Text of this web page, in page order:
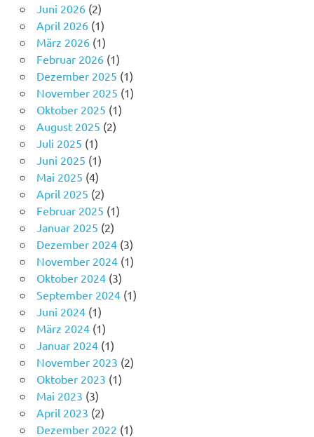
Juni 2026(2)
April 2026(1)
März 2026(1)
Februar 2026(1)
Dezember 2025 (1)
November 2025 (1)
Oktober 2025 (1)
August 2025 (2)
Juli 2025 (1)
Juni 2025 (1)
Mai 2025 (4)
April 2025 (2)
Februar 2025 (1)
Januar 2025 (2)
Dezember 2024(3)
November 2024(1)
Oktober 2024(3)
September 2024(1)
Juni 2024(1)
März 2024(1)
Januar 2024(1)
November 2023 (2)
Oktober 2023 (1)
Mai 2023 (3)
April 2023 (2)
Dezember 2022 (1)